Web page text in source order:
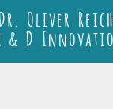
Oliver
& D